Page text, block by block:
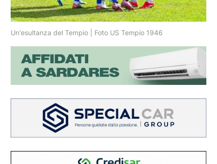
Un'esultanza del Tempio | Foto US Tempio 1946